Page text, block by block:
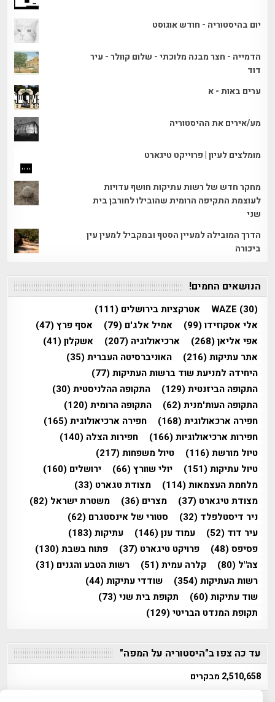
יום בהיסטוריה - חודש אוגוסט
הדמייה - חצר מבנה מלוכתי - שלום קוולר - עיר
דוד
ערים באות - א
מע/אירים את ההיסטוריה
מומלצים לעיון | פרוייקט טיגארט
מחקר חדש של רשות עתיקות חושף עדויות
לעוצמת התקיפה הרומית שהובילו לחורבן בית
שני
הדרך המובילה למעיין הסטף ובמקביל למעין עין
ביכורה
הנושאים החמים!
WAZE (30) אטרקציות בירושלים (111)
אלי אסקוזידו(99) אמיל אלג'ם (79) אסף פרץ(47)
אפי אליאן(268) ארכיאולוגיה (207) אשקלון(41)
אתר עתיקות(216) האוניברסיטה העברית(35)
היחידה למניעת שוד ברשות העתיקות(77)
התקופה הביזנטית(129) התקופה ההלניסטית(30)
התקופה העות'מנית(62) התקופה הרומית(120)
חפירה ארכאולוגית(168) חפירה ארכיאולוגית(165)
חפירות ארכיאולוגיות(166) חפירות הצלה (140)
טיול מורשת(116) טיול משפחות(217)
טיול עתיקות(151) יולי שוורץ(66) ירושלים (160)
מלחמת העצמאות(114) מצודת טגארט (33)
מצודת טיגארט (37) מצרים (36) משטרת ישראל (82)
ניר דיסטלפלד (32) סטורי של אינסטגרם (62)
עיר דוד (52) עמוד ענן(146) עתיקות(183)
פסיפס(48) פרויקט טיגארט (37) פתוח בשבת(130)
צה"ל (80) קלרה עמית(51) רשות הטבע והגנים (31)
רשות העתיקות(354) שודדי עתיקות(44)
שוד עתיקות(60) תקופת בית שני(73)
תקופת המנדט הבריטי(129)
עד כה צפו ב"היסטוריה על המפה"
2,510,658 מבקרים